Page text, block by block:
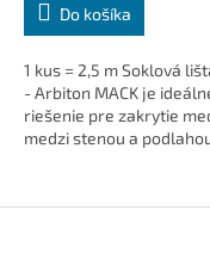
Do košíka
1 kus = 2,5 m Soklová
- Arbiton MACK je
riešenie pre zakrytie
medzi stenou a
káble...